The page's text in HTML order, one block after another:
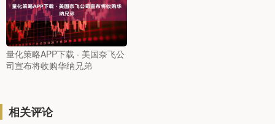
量化策略APP下载 · 美国奈飞公
司宣布将收购华纳兄弟
相关评论